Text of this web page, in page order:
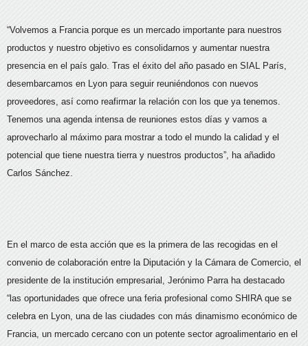
“Volvemos a Francia porque es un mercado importante para nuestros
productos y nuestro objetivo es consolidarnos y aumentar nuestra
presencia en el país galo. Tras el éxito del año pasado en SIAL París,
desembarcamos en Lyon para seguir reuniéndonos con nuevos
proveedores, así como reafirmar la relación con los que ya tenemos.
Tenemos una agenda intensa de reuniones estos días y vamos a
aprovecharlo al máximo para mostrar a todo el mundo la calidad y el
potencial que tiene nuestra tierra y nuestros productos”, ha añadido
Carlos Sánchez.
En el marco de esta acción que es la primera de las recogidas en el
convenio de colaboración entre la Diputación y la Cámara de Comercio, el
presidente de la institución empresarial, Jerónimo Parra ha destacado
“las oportunidades que ofrece una feria profesional como SHIRA que se
celebra en Lyon, una de las ciudades con más dinamismo económico de
Francia, un mercado cercano con un potente sector agroalimentario en el